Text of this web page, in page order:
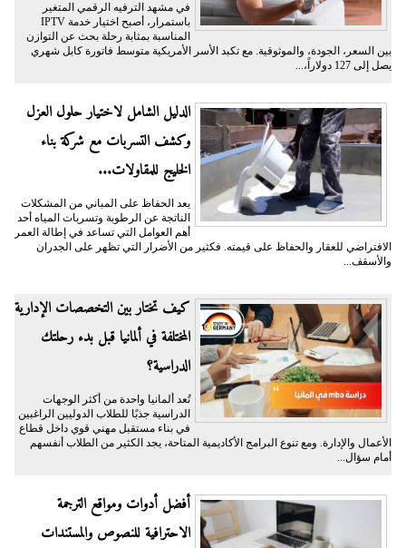
في مشهد الترفيه الرقمي المتغير
باستمرار، أصبح اختيار خدمة IPTV
المناسبة بمثابة رحلة بحث عن التوازن
بين السعر، الجودة، والموثوقية. مع تكبد الأسر الأمريكية متوسط فاتورة كابل شهري
يصل إلى 127 دولاراً،...
الدليل الشامل لاختيار حلول العزل
وكشف التسربات مع شركة بناء
الخليج للمقاولات...
يعد الحفاظ على المباني من المشكلات
الناتجة عن الرطوبة وتسربات المياه أحد
أهم العوامل التي تساعد في إطالة العمر
الافتراضي للعقار والحفاظ على قيمته. فكثير من الأضرار التي تظهر على الجدران
والأسقف...
كيف تختار بين التخصصات الإدارية
المختلفة في ألمانيا قبل بدء رحلتك
الدراسية؟
تُعد ألمانيا واحدة من أكثر الوجهات
الدراسية جذبًا للطلاب الدوليين الراغبين
في بناء مستقبل مهني قوي داخل قطاع
الأعمال والإدارة. ومع تنوع البرامج الأكاديمية المتاحة، يجد الكثير من الطلاب أنفسهم
أمام سؤال...
أفضل أدوات ومواقع الترجمة
الاحترافية للنصوص والمستندات